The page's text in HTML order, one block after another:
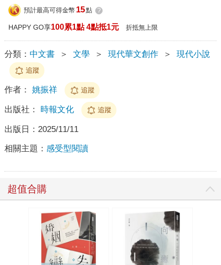
預計最高可得金幣 15點 ?
HAPPY GO享100累1點 4點抵1元 折抵無上限
分類： 中文書 ＞ 文學 ＞ 現代華文創作 ＞ 現代小說
追蹤
作者： 姚振祥 追蹤
出版社： 時報文化 追蹤
出版日： 2025/11/11
相關主題： 感受型閱讀
超值合購